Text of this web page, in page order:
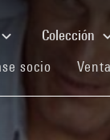
Colección
socio (current)